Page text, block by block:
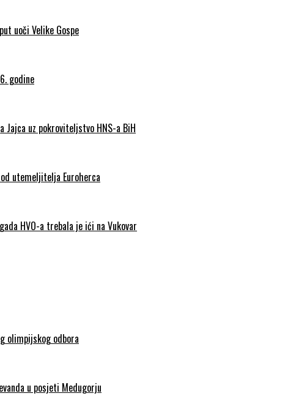
uoči Velike Gospe
godine
Jajca uz pokroviteljstvo HNS-a BiH
utemeljitelja Euroherca
HVO-a trebala je ići na Vukovar
olimpijskog odbora
u posjeti Medugorju